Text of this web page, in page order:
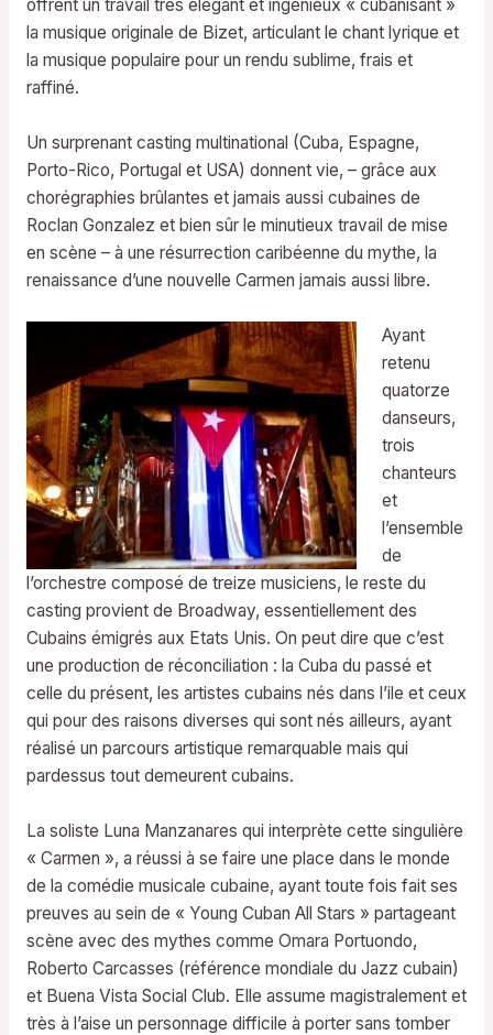
offrent un travail très élégant et ingénieux « cubanisant »
la musique originale de Bizet, articulant le chant lyrique et
la musique populaire pour un rendu sublime, frais et
raffiné.
Un surprenant casting multinational (Cuba, Espagne,
Porto-Rico, Portugal et USA) donnent vie, – grâce aux
chorégraphies brûlantes et jamais aussi cubaines de
Roclan Gonzalez et bien sûr le minutieux travail de mise
en scène – à une résurrection caribéenne du mythe, la
renaissance d’une nouvelle Carmen jamais aussi libre.
Ayant
retenu
quatorze
danseurs,
trois
chanteurs
et
l’ensemble
de
l’orchestre composé de treize musiciens, le reste du
casting provient de Broadway, essentiellement des
Cubains émigrés aux Etats Unis. On peut dire que c’est
une production de réconciliation : la Cuba du passé et
celle du présent, les artistes cubains nés dans l’ile et ceux
qui pour des raisons diverses qui sont nés ailleurs, ayant
réalisé un parcours artistique remarquable mais qui
pardessus tout demeurent cubains.
La soliste Luna Manzanares qui interprète cette singulière
« Carmen », a réussi à se faire une place dans le monde
de la comédie musicale cubaine, ayant toute fois fait ses
preuves au sein de « Young Cuban All Stars » partageant
scène avec des mythes comme Omara Portuondo,
Roberto Carcasses (référence mondiale du Jazz cubain)
et Buena Vista Social Club. Elle assume magistralement et
très à l’aise un personnage difficile à porter sans tomber